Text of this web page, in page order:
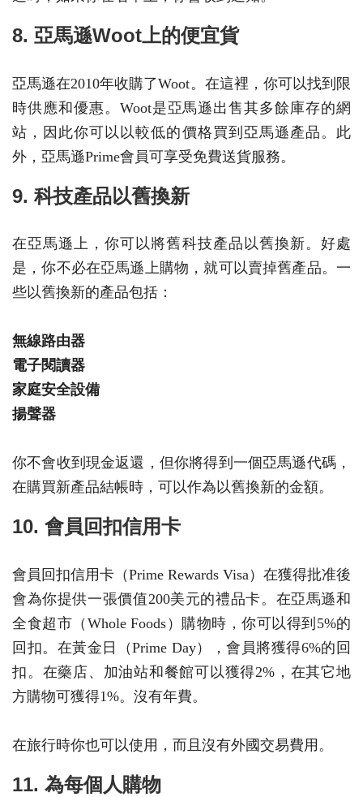
8. 亞馬遜Woot上的便宜貨
亞馬遜在2010年收購了Woot。在這裡，你可以找到限
時供應和優惠。Woot是亞馬遜出售其多餘庫存的網
站，因此你可以以較低的價格買到亞馬遜產品。此
外，亞馬遜Prime會員可享受免費送貨服務。
9. 科技產品以舊換新
在亞馬遜上，你可以將舊科技產品以舊換新。好處
是，你不必在亞馬遜上購物，就可以賣掉舊產品。一
些以舊換新的產品包括：
無線路由器
電子閱讀器
家庭安全設備
揚聲器
你不會收到現金返還，但你將得到一個亞馬遜代碼，
在購買新產品結帳時，可以作為以舊換新的金額。
10. 會員回扣信用卡
會員回扣信用卡（Prime Rewards Visa）在獲得批准後
會為你提供一張價值200美元的禮品卡。在亞馬遜和
全食超市（Whole Foods）購物時，你可以得到5%的
回扣。在黃金日（Prime Day），會員將獲得6%的回
扣。在藥店、加油站和餐館可以獲得2%，在其它地
方購物可獲得1%。沒有年費。
在旅行時你也可以使用，而且沒有外國交易費用。
11. 為每個人購物